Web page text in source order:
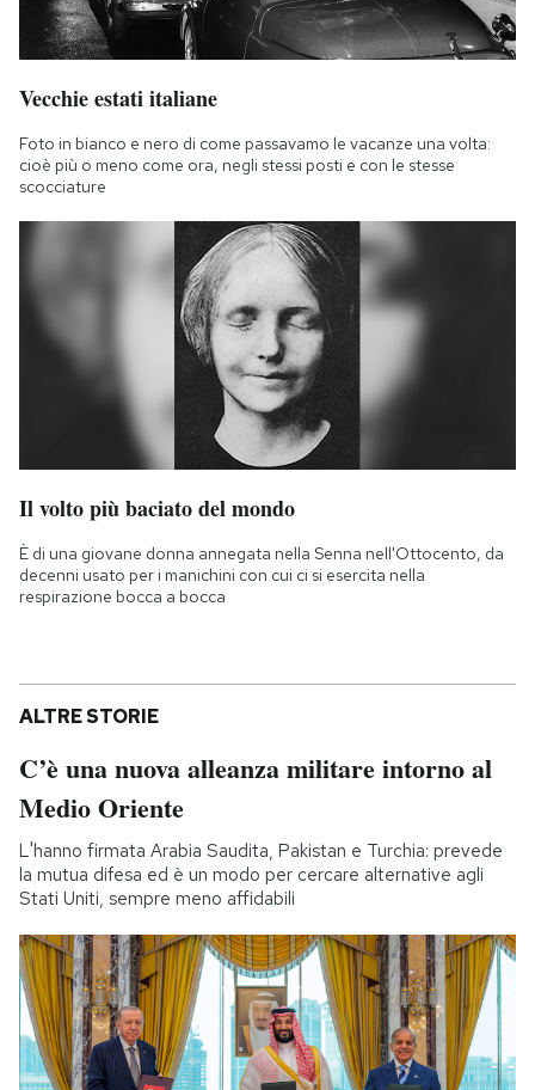
Vecchie estati italiane
Foto in bianco e nero di come passavamo le vacanze una volta:
cioè più o meno come ora, negli stessi posti e con le stesse
scocciature
Il volto più baciato del mondo
È di una giovane donna annegata nella Senna nell'Ottocento, da
decenni usato per i manichini con cui ci si esercita nella
respirazione bocca a bocca
ALTRE STORIE
C’è una nuova alleanza militare intorno al
Medio Oriente
L'hanno firmata Arabia Saudita, Pakistan e Turchia: prevede
la mutua difesa ed è un modo per cercare alternative agli
Stati Uniti, sempre meno affidabili